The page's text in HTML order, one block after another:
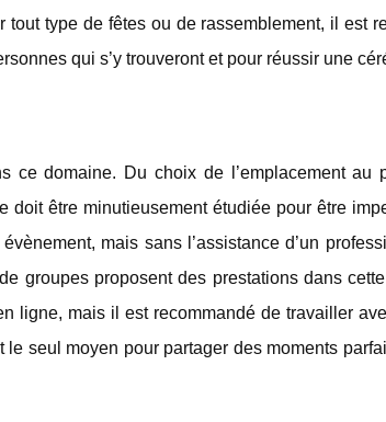
tout type de fêtes ou de rassemblement, il est
qui s’y trouveront et pour réussir une
ce domaine. Du choix de l’emplacement au
être minutieusement étudiée pour être
mais sans l’assistance d’un
groupes proposent des prestations dans
ligne, mais il est recommandé de travailler
seul moyen pour partager des moments